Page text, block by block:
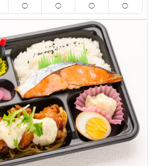
かつ梅肉ソースなどヘルシーさもあるの
ようです。
堅粕
2025/11/23
◯ ◯ ◯ ◯